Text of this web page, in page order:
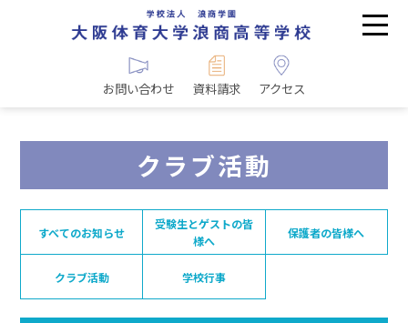
お問い合わせ 資料請求 アクセス
クラブ活動
すべてのお知らせ
受験生とゲストの皆
様へ
保護者の皆様へ
クラブ活動 学校行事